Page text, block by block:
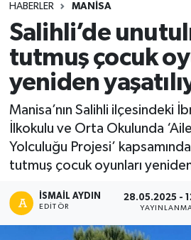
HABERLER MANİSA
Salihli’de
tutmuş çocuk
yeniden
Manisa’nın Salihli ilçesindeki
İlkokulu ve Orta Okulunda
Yolculuğu Projesi’
tutmuş çocuk oyunları
İSMAIL AYDIN
EDITÖR
28.05.2025 -
SPOR
YAŞAM
RESMİ REKLAM
Son Dakika Haberleri
Haber Arşivi